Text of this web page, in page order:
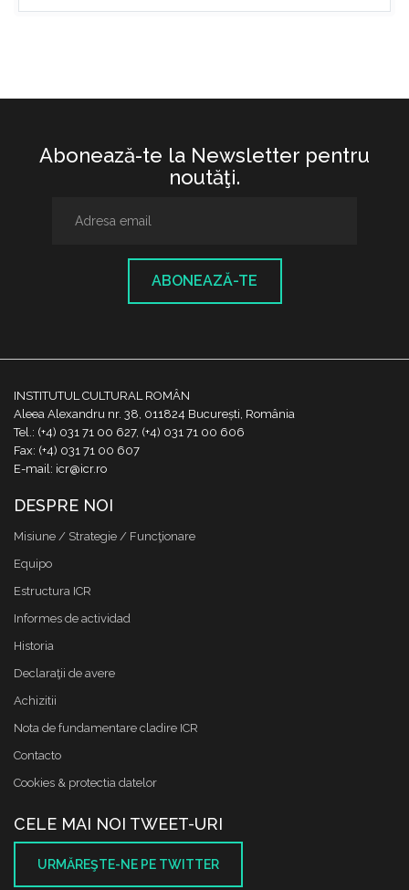
Abonează-te la Newsletter pentru
noutăţi.
ABONEAZĂ-TE
INSTITUTUL CULTURAL ROMÂN
Aleea Alexandru nr. 38, 011824 București, România
Tel.: (+4) 031 71 00 627, (+4) 031 71 00 606
Fax: (+4) 031 71 00 607
E-mail: icr@icr.ro
DESPRE NOI
Misiune / Strategie / Funcţionare
Equipo
Estructura ICR
Informes de actividad
Historia
Declaraţii de avere
Achizitii
Nota de fundamentare cladire ICR
Contacto
Cookies & protectia datelor
CELE MAI NOI TWEET-URI
URMĂREŞTE-NE PE TWITTER